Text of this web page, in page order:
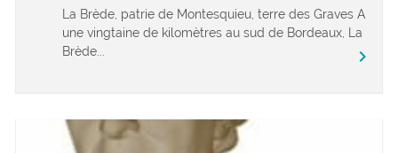
La Brède, patrie de Montesquieu, terre des Graves A
une vingtaine de kilomètres au sud de Bordeaux, La
Brède...
chevron_right